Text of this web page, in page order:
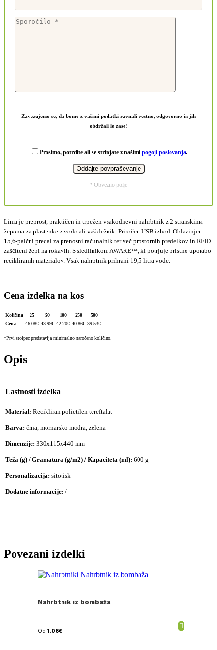
Zavezujemo se, da bomo z vašimi podatki ravnali vestno, odgovorno in jih
obdržali le zase!
Prosimo, potrdite ali se strinjate z našimi pogoji poslovanja.
* Obvezno polje
Lima je preprost, praktičen in trpežen vsakodnevni nahrbtnik z 2 stranskima
žepoma za plastenke z vodo ali vaš dežnik. Priročen USB izhod. Oblazinjen
15,6-palčni predal za prenosni računalnik ter več prostornih predelkov in RFID
zaščiteni žepi na rokavih. S sledilnikom AWARE™, ki potrjuje pristno uporabo
recikliranih materialov. Vsak nahrbtnik prihrani 19,5 litra vode.
Cena izdelka na kos
Količina 25 50 100 250
500
Cena
46,08€ 43,99€ 42,20€ 40,86€ 39,53€
*Prvi stolpec predstavlja minimalno naročeno količino.
Opis
Lastnosti izdelka
Material: Recikliran polietilen tereftalat
Barva: črna, mornarsko modra, zelena
Dimenzije: 330x115x440 mm
Teža (g) / Gramatura (g/m2) / Kapaciteta (ml): 600 g
Personalizacija: sitotisk
Dodatne informacije: /
Povezani izdelki
Nahrbtnik iz bombaža
Od 1,06€